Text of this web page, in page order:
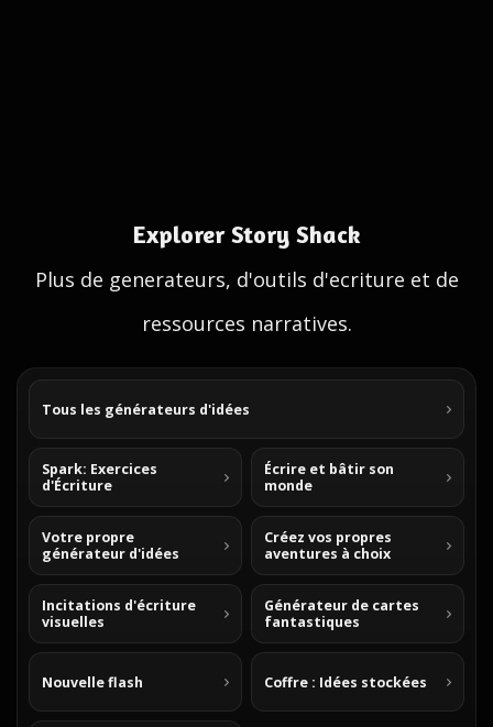
Explorer Story Shack
Plus de generateurs, d'outils d'ecriture et de
ressources narratives.
Tous les générateurs d'idées
Spark: Exercices
d'Écriture
Écrire et bâtir son
monde
Votre propre
générateur d'idées
Créez vos propres
aventures à choix
Incitations d'écriture
visuelles
Générateur de cartes
fantastiques
Nouvelle flash Coffre : Idées stockées